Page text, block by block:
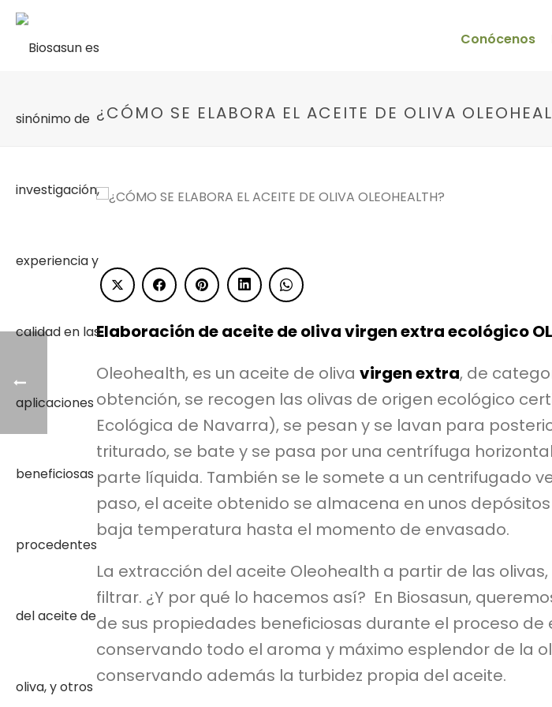
Conócenos
¿CÓMO SE ELABORA EL ACEITE DE OLIVA
Elaboración de aceite de oliva virgen extra ecológico
Oleohealth, es un aceite de oliva virgen extra, de
obtención, se recogen las olivas de origen ecológico
Ecológica de Navarra), se pesan y se lavan para
triturado, se bate y se pasa por una centrífuga
parte líquida. También se le somete a un centrifugado
paso, el aceite obtenido se almacena en unos
baja temperatura hasta el momento de envasado.
La extracción del aceite Oleohealth a partir de las
filtrar. ¿Y por qué lo hacemos así? En Biosasun,
de sus propiedades beneficiosas durante el proceso
conservando todo el aroma y máximo esplendor de la
conservando además la turbidez propia del aceite.